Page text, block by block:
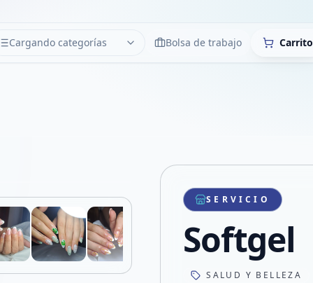
Cargando categorías LimpiarBolsa de trabajo Carrito
Compartir producto
Compartir por WhatsApp
Compartir por mail
Compartir en Facebook
Compartir en X
SERVICIO
Softgel
SALUD Y BELLEZA